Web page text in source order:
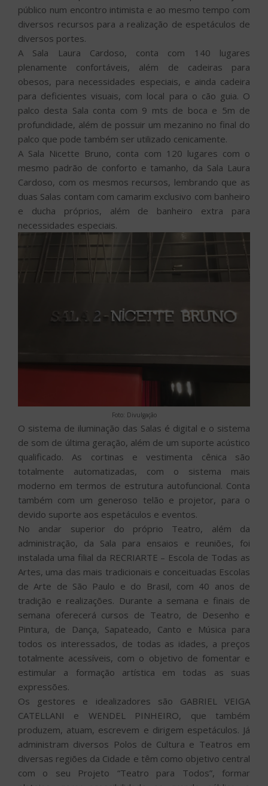
público num encontro intimista e ao mesmo tempo com
diversos recursos para a realização de espetáculos de
diversos portes.
A Sala Laura Cardoso, conta com 140 lugares
plenamente confortáveis, além de cadeiras para
obesos, para necessidades especiais, e ainda cadeira
para deficientes visuais, com local para o cão guia. O
palco desta Sala conta com 9 mts de boca e 5m de
profundidade, além de possuir um mezanino no final do
palco que pode também ser utilizado cenicamente.
A Sala Nicette Bruno, conta com 120 lugares com o
mesmo padrão de conforto e tamanho, da Sala Laura
Cardoso, com os mesmos recursos, lembrando que as
duas Salas contam com camarim exclusivo com banheiro
e ducha próprios, além de banheiro extra para
necessidades especiais.
Foto: Divulgação
O sistema de iluminação das Salas é digital e o sistema
de som de última geração, além de um suporte acústico
qualificado. As cortinas e vestimenta cênica são
totalmente automatizadas, com o sistema mais
moderno em termos de estrutura autofuncional. Conta
também com um generoso telão e projetor, para o
devido suporte aos espetáculos e eventos.
No andar superior do próprio Teatro, além da
administração, da Sala para ensaios e reuniões, foi
instalada uma filial da RECRIARTE – Escola de Todas as
Artes, uma das mais tradicionais e conceituadas Escolas
de Arte de São Paulo e do Brasil, com 40 anos de
tradição e realizações. Durante a semana e finais de
semana oferecerá cursos de Teatro, de Desenho e
Pintura, de Dança, Sapateado, Canto e Música para
todos os interessados, de todas as idades, a preços
totalmente acessíveis, com o objetivo de fomentar e
estimular a formação artística em todas as suas
expressões.
Os gestores e idealizadores são GABRIEL VEIGA
CATELLANI e WENDEL PINHEIRO, que também
produzem, atuam, escrevem e dirigem espetáculos. Já
administram diversos Polos de Cultura e Teatros em
diversas regiões da Cidade e têm como objetivo central
com o seu Projeto “Teatro para Todos”, formar